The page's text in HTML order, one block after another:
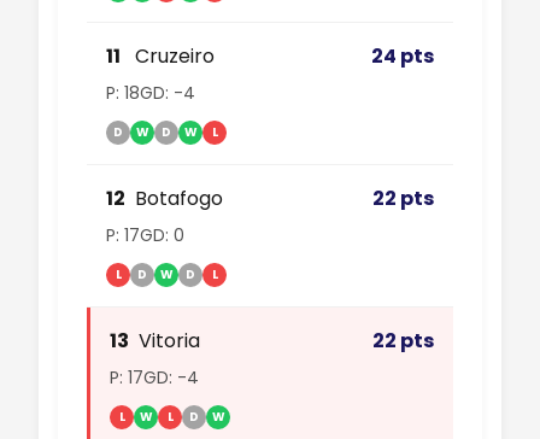
11 Cruzeiro 24 pts
P: 18GD: -4
D W D W L
12 Botafogo 22 pts
P: 17GD: 0
L D W D L
13 Vitoria 22 pts
P: 17GD: -4
L W L D W